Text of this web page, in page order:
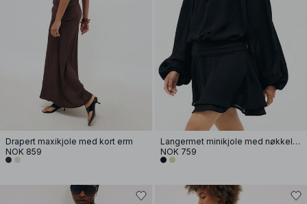
Drapert maxikjole med kort erm
NOK 859
Langermet minikjole med nøkkelhull
NOK 759